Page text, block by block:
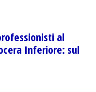
al
Inferiore: sul